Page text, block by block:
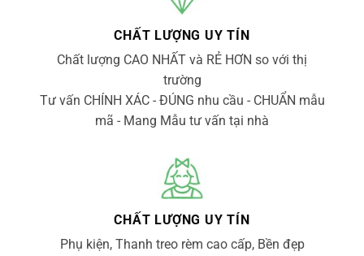
CHẤT LƯỢNG UY TÍN
Chất lượng CAO NHẤT và RẺ HƠN so với thị
trường
Tư vấn CHÍNH XÁC - ĐÚNG nhu cầu - CHUẨN mẫu
mã - Mang Mẫu tư vấn tại nhà
CHẤT LƯỢNG UY TÍN
Phụ kiện, Thanh treo rèm cao cấp, Bền đẹp